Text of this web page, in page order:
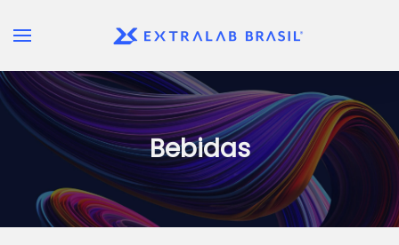
Skip to main content
Bebidas